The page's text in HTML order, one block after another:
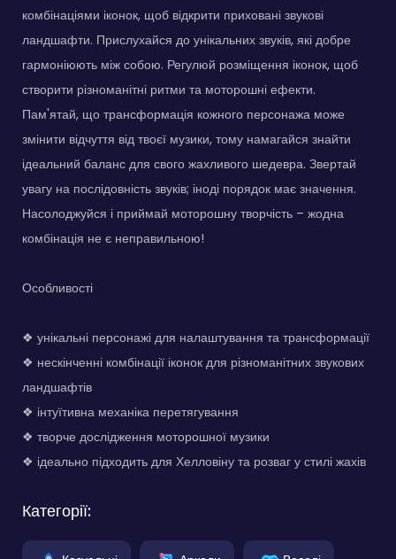
комбінаціями іконок, щоб відкрити приховані звукові
ландшафти. Прислухайся до унікальних звуків, які добре
гармоніюють між собою. Регулюй розміщення іконок, щоб
створити різноманітні ритми та моторошні ефекти.
Пам'ятай, що трансформація кожного персонажа може
змінити відчуття від твоєї музики, тому намагайся знайти
ідеальний баланс для свого жахливого шедевра. Звертай
увагу на послідовність звуків; іноді порядок має значення.
Насолоджуйся і приймай моторошну творчість – жодна
комбінація не є неправильною!
Особливості
❖ унікальні персонажі для налаштування та трансформації
❖ нескінченні комбінації іконок для різноманітних звукових
ландшафтів
❖ інтуїтивна механіка перетягування
❖ творче дослідження моторошної музики
❖ ідеально підходить для Хелловіну та розваг у стилі жахів
Категорії: